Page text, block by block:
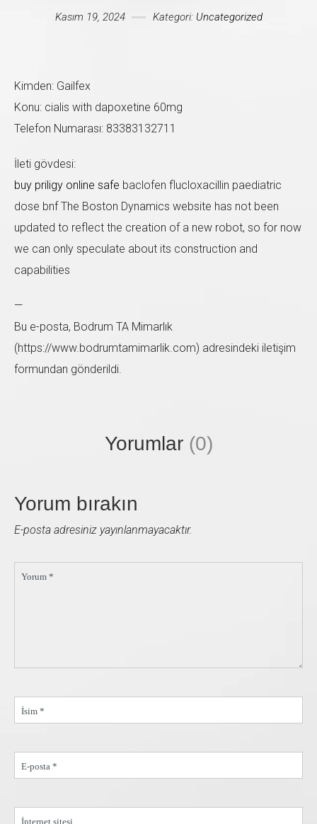
Sol taraftaki form'u doldurup bize ulaşabilirsiniz. En
Kasım 19, 2024 Kategori: Uncategorized
Kimden: Gailfex
Konu: cialis with dapoxetine 60mg
Telefon Numarası: 83383132711
İleti gövdesi:
buy priligy online safe baclofen flucloxacillin paediatric
dose bnf The Boston Dynamics website has not been
updated to reflect the creation of a new robot, so for now
we can only speculate about its construction and
capabilities
—
Bu e-posta, Bodrum TA Mimarlık
(https://www.bodrumtamimarlik.com) adresindeki iletişim
formundan gönderildi.
Yorumlar (0)
Yorum bırakın
E-posta adresiniz yayınlanmayacaktır.
Yorum *
İsim *
E-posta *
İnternet sitesi